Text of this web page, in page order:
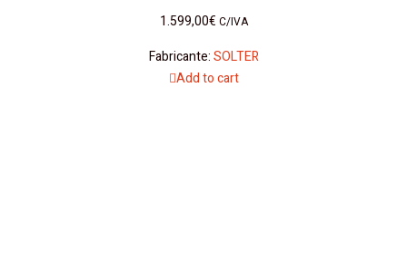
1.599,00€ C/IVA
Fabricante:SOLTER
Add to cart